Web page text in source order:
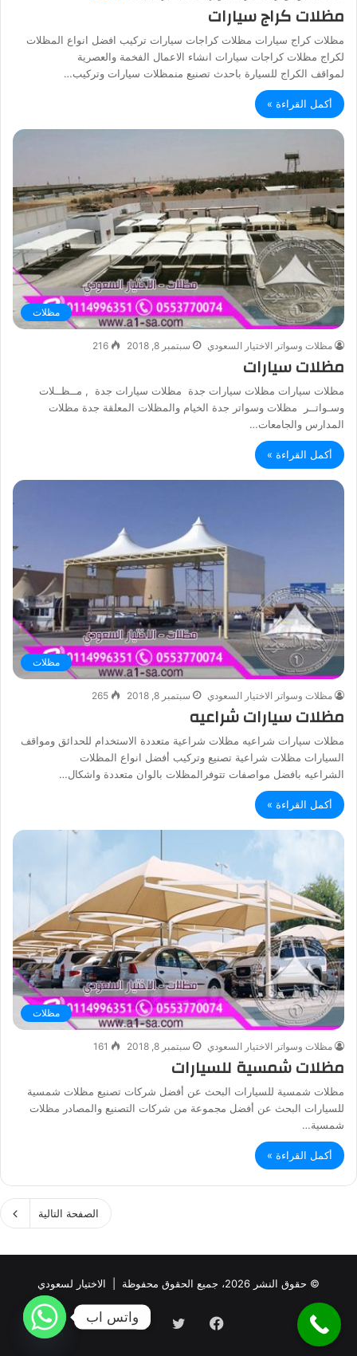
مظلات كراج سيارات
مظلات كراج سيارات مظلات كراجات سيارات تركيب افضل انواع المظلات
لكراج مظلات كراجات سيارات انشاء الاعمال الفخمة والعصرية
لمواقف الكراج للسيارة باحدث تصنيع منمظلات سيارات وتركيب…
أكمل القراءة »
مظلات
مظلات وسواتر الاختيار السعودي سبتمبر 8, 2018 216
مظلات سيارات
مظلات سيارات مظلات سيارات جدة مظلات سيارات جدة , مــظــلات
وسـواتــر مظلات وسواتر جدة الخيام والمظلات المعلقة جدة مظلات
المدارس والجامعات…
أكمل القراءة »
مظلات
مظلات وسواتر الاختيار السعودي سبتمبر 8, 2018 265
مظلات سيارات شراعيه
مظلات سيارات شراعيه مظلات شراعية متعددة الاستخدام للحدائق ومواقف
السيارات مظلات شراعية تصنيع وتركيب أفضل انواع المظلات
الشراعيه بافضل مواصفات تتوفرالمظلات بالوان متعددة واشكال…
أكمل القراءة »
مظلات
مظلات وسواتر الاختيار السعودي سبتمبر 8, 2018 161
مظلات شمسية للسيارات
مظلات شمسية للسيارات البحث عن أفضل شركات تصنيع مظلات شمسية
للسيارات البحث عن أفضل مجموعة من شركات التصنيع والمصادر مظلات
شمسية…
أكمل القراءة »
الصفحة التالية
© حقوق النشر 2026، جميع الحقوق محفوظة | الاختيار لسعودي
فيسبوك تويتر انستقرام
واتس اب